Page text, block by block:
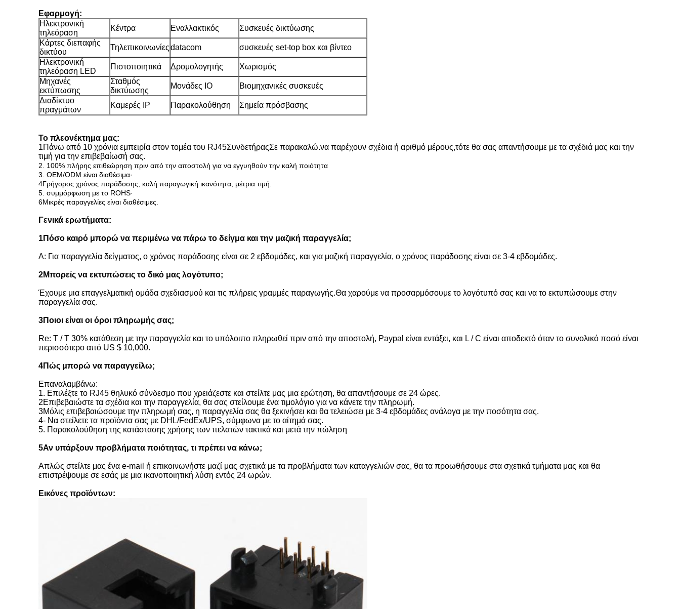
Εφαρμογή:
Ηλεκτρονική
τηλεόραση
Κέντρα Εναλλακτικός
Συσκευές δικτύωσης
Κάρτες διεπαφής
δικτύου
Τηλεπικοινωνίεςdatacom
συσκευές set-top box και βίντεο
Ηλεκτρονική
τηλεόραση LED
Πιστοποιητικά Δρομολογητής
Χωρισμός
Μηχανές
εκτύπωσης
Σταθμός
δικτύωσης
Μονάδες IO
Βιομηχανικές συσκευές
Διαδίκτυο
πραγμάτων
Καμερές IP Παρακολούθηση Σημεία πρόσβασης
Το πλεονέκτημα μας:
1Πάνω από 10 χρόνια εμπειρία στον τομέα του RJ45ΣυνδετήραςΣε παρακαλώ.να παρέχουν σχέδια ή αριθμό μέρους,τότε θα σας απαντήσουμε με τα σχέδιά μας και την
τιμή για την επιβεβαίωσή σας.
2. 100% πλήρης επιθεώρηση πριν από την αποστολή για να εγγυηθούν την καλή ποιότητα
3. OEM/ODM είναι διαθέσιμα·
4Γρήγορος χρόνος παράδοσης, καλή παραγωγική ικανότητα, μέτρια τιμή.
5. συμμόρφωση με το ROHS·
6Μικρές παραγγελίες είναι διαθέσιμες.
Γενικά ερωτήματα:
1Πόσο καιρό μπορώ να περιμένω να πάρω το δείγμα και την μαζική παραγγελία;
Α: Για παραγγελία δείγματος, ο χρόνος παράδοσης είναι σε 2 εβδομάδες, και για μαζική παραγγελία, ο χρόνος παράδοσης είναι σε 3-4 εβδομάδες.
2Μπορείς να εκτυπώσεις το δικό μας λογότυπο;
Έχουμε μια επαγγελματική ομάδα σχεδιασμού και τις πλήρεις γραμμές παραγωγής.Θα χαρούμε να προσαρμόσουμε το λογότυπό σας και να το εκτυπώσουμε στην
παραγγελία σας.
3Ποιοι είναι οι όροι πληρωμής σας;
Re: T / T 30% κατάθεση με την παραγγελία και το υπόλοιπο πληρωθεί πριν από την αποστολή, Paypal είναι εντάξει, και L / C είναι αποδεκτό όταν το συνολικό ποσό είναι
περισσότερο από US $ 10,000.
4Πώς μπορώ να παραγγείλω;
Επαναλαμβάνω:
1. Επιλέξτε το RJ45 θηλυκό σύνδεσμο που χρειάζεστε και στείλτε μας μια ερώτηση, θα απαντήσουμε σε 24 ώρες.
2Επιβεβαιώστε τα σχέδια και την παραγγελία, θα σας στείλουμε ένα τιμολόγιο για να κάνετε την πληρωμή.
3Μόλις επιβεβαιώσουμε την πληρωμή σας, η παραγγελία σας θα ξεκινήσει και θα τελειώσει με 3-4 εβδομάδες ανάλογα με την ποσότητα σας.
4- Να στείλετε τα προϊόντα σας με DHL/FedEx/UPS, σύμφωνα με το αίτημά σας.
5. Παρακολούθηση της κατάστασης χρήσης των πελατών τακτικά και μετά την πώληση
5Αν υπάρξουν προβλήματα ποιότητας, τι πρέπει να κάνω;
Απλώς στείλτε μας ένα e-mail ή επικοινωνήστε μαζί μας σχετικά με τα προβλήματα των καταγγελιών σας, θα τα προωθήσουμε στα σχετικά τμήματα μας και θα
επιστρέψουμε σε εσάς με μια ικανοποιητική λύση εντός 24 ωρών.
Εικόνες προϊόντων: